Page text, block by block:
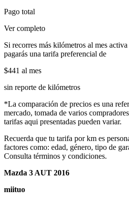
Pago total
Ver completo
Si recorres más kilómetros al mes
pagarás una tarifa preferencial de
$441 al mes
sin reporte de kilómetros
*La comparación de precios es una
mercado, tomada de varios
tarifas aqui presentadas pueden variar.
Recuerda que tu tarifa por km es
factores como: edad, género, tipo de
Consulta términos y condiciones.
Mazda 3 AUT 2016
miituo